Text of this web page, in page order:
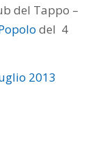
del Tappo –
del 4
2013